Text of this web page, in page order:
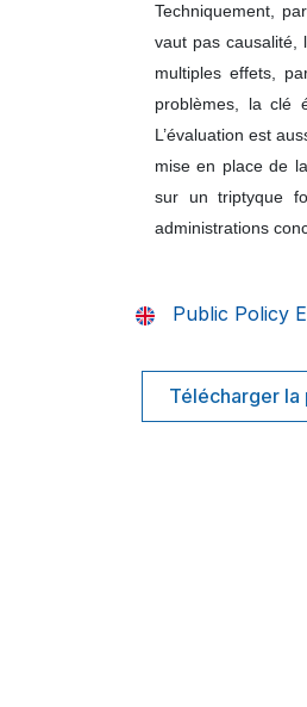
Techniquement,
vaut pas causalité,
multiples effets,
problèmes, la clé
L’évaluation est
mise en place de
sur un triptyque
administrations
Public Policy
Télécharger la